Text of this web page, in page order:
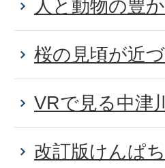
人と動物の豊
桜の見頃が近
VRで見る中津
改訂版けんぱ